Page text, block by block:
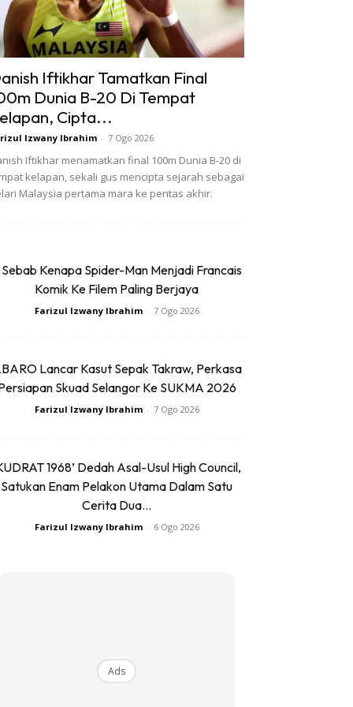
Iftikhar Tamatkan Final
Dunia B-20 Di Tempat
Cipta...
Izwany Ibrahim - 7 Ogo 2026
Iftikhar menamatkan final 100m Dunia B-20 di
kelapan, sekali gus mencipta sejarah sebagai
Malaysia pertama mara ke pentas akhir.
Kenapa Spider-Man Menjadi Francais
Komik Ke Filem Paling Berjaya
Farizul Izwany Ibrahim - 7 Ogo 2026
Lancar Kasut Sepak Takraw, Perkasa
Skuad Selangor Ke SUKMA 2026
Farizul Izwany Ibrahim - 7 Ogo 2026
1968’ Dedah Asal-Usul High Council,
Satukan Enam Pelakon Utama Dalam Satu
Cerita Dua...
Farizul Izwany Ibrahim - 6 Ogo 2026
Ads